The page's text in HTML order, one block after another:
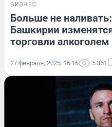
БИЗНЕС
Больше не
Башкирии
торговли алкоголем
27 февраля, 2025, 16:16 5 351